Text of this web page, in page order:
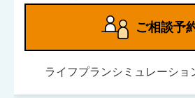
ご相談予
ライフプランシミュレーショ